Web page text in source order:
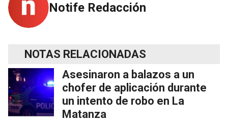
Notife Redacción
NOTAS RELACIONADAS
Asesinaron a balazos a un
chofer de aplicación durante
un intento de robo en La
Matanza